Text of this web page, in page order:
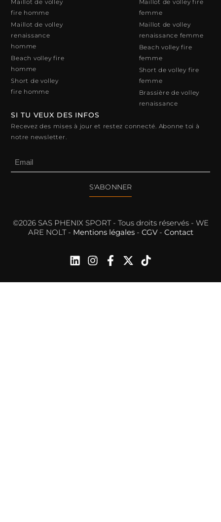
Maillot de volley
fire homme
Maillot de volley
renaissance
homme
Beach volley fire
homme
Short de volley
fire homme
Maillot de volley fire
femme
Maillot de volley
renaissance femme
Beach volley fire
femme
Short de volley fire
femme
Brassière de volley
renaissance
SI TU VEUX DES INFOS
Recevez des mises à jour et restez connecté. Abonne toi à
notre newsletter.
S'ABONNER
©2026 SAS PHENIX SPORT - Tous droits réservés - WE
ARE NOLT - Mentions légales- CGV- Contact